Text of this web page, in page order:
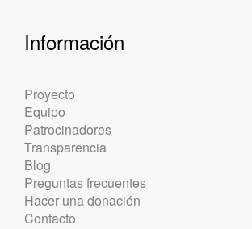
Información
Proyecto
Equipo
Patrocinadores
Transparencia
Blog
Preguntas frecuentes
Hacer una donación
Contacto